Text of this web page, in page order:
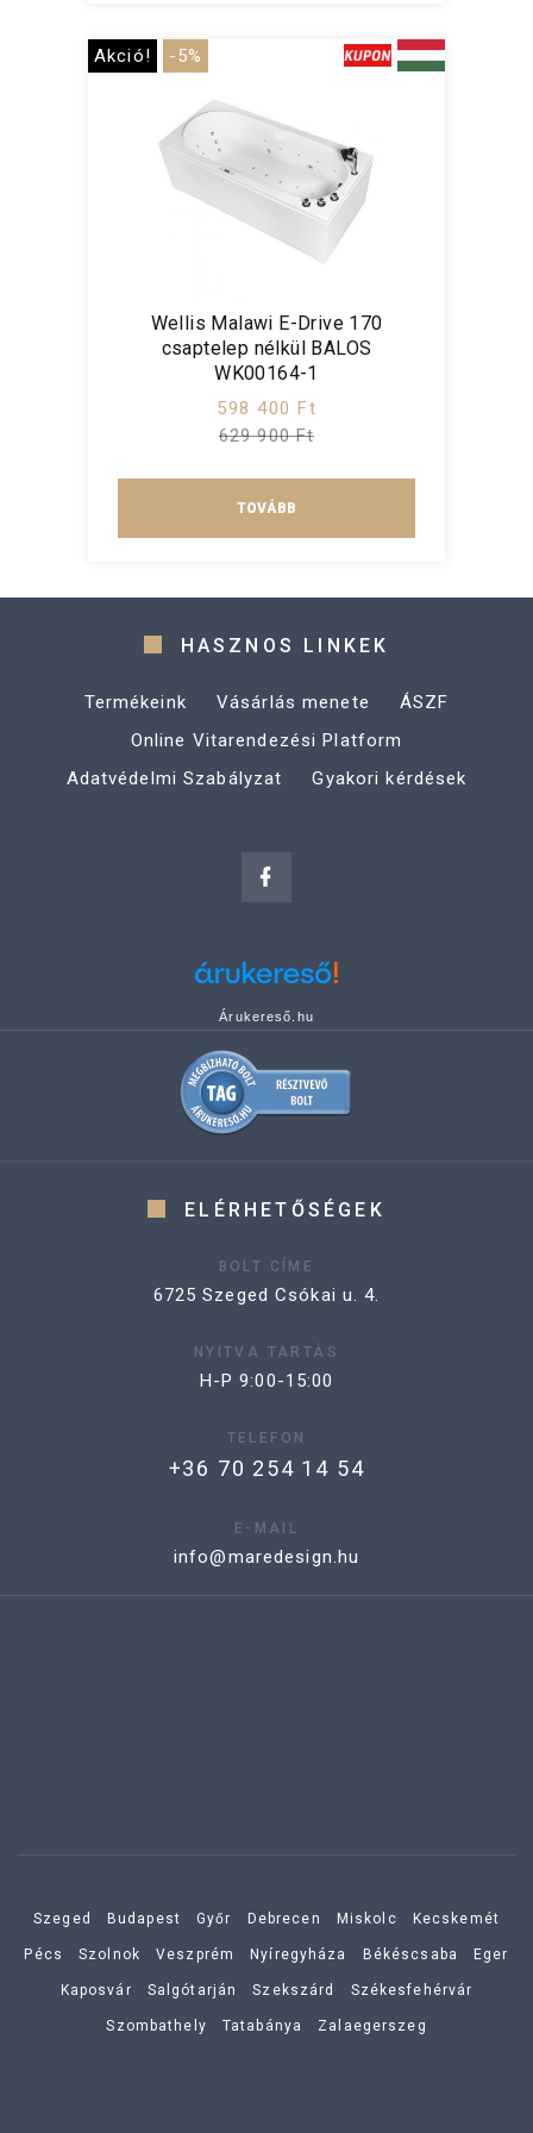
Akció! -5%
Wellis Malawi E-Drive 170
csaptelep nélkül BALOS
WK00164-1
598 400 Ft
629 900 Ft
TOVÁBB
HASZNOS LINKEK
Termékeink Vásárlás menete
ÁSZF
Online Vitarendezési Platform
Adatvédelmi Szabályzat
Gyakori kérdések
Árukereső.hu
ELÉRHETŐSÉGEK
BOLT CÍME
6725 Szeged Csókai u. 4.
NYITVA TARTÁS
H-P 9:00-15:00
TELEFON
+36 70 254 14 54
E-MAIL
info@maredesign.hu
Szeged Budapest Győr Debrecen Miskolc Kecskemét
Pécs Szolnok Veszprém Nyíregyháza Békéscsaba Eger
Kaposvár Salgótarján Szekszárd Székesfehérvár
Szombathely Tatabánya Zalaegerszeg